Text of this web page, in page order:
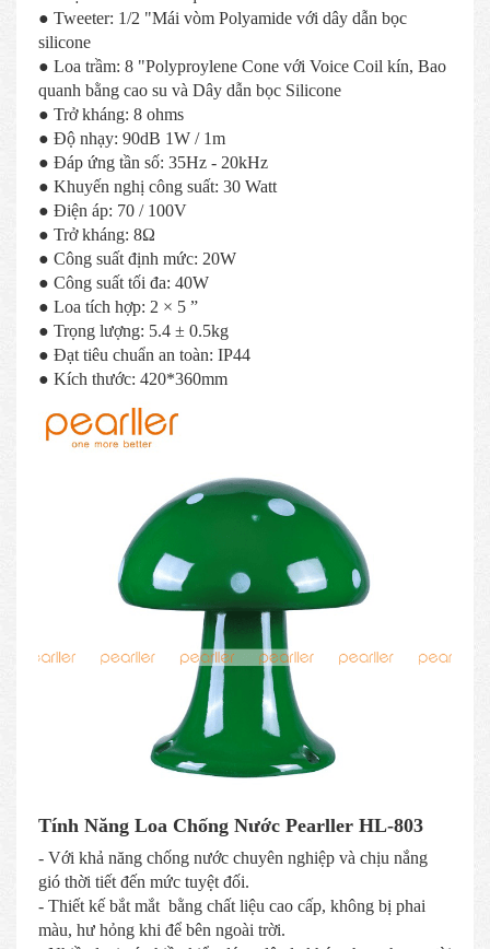
● Tweeter: 1/2 "Mái vòm Polyamide với dây dẫn bọc
silicone
● Loa trầm: 8 "Polyproylene Cone với Voice Coil kín, Bao
quanh bằng cao su và Dây dẫn bọc Silicone
● Trở kháng: 8 ohms
● Độ nhạy: 90dB 1W / 1m
● Đáp ứng tần số: 35Hz - 20kHz
● Khuyến nghị công suất: 30 Watt
● Điện áp: 70 / 100V
● Trở kháng: 8Ω
● Công suất định mức: 20W
● Công suất tối đa: 40W
● Loa tích hợp: 2 × 5 ”
● Trọng lượng: 5.4 ± 0.5kg
● Đạt tiêu chuẩn an toàn: IP44
● Kích thước: 420*360mm
Tính Năng Loa Chống Nước Pearller HL-803
- Với khả năng chống nước chuyên nghiệp và chịu nắng
gió thời tiết đến mức tuyệt đối.
- Thiết kế bắt mắt bằng chất liệu cao cấp, không bị phai
màu, hư hỏng khi để bên ngoài trời.